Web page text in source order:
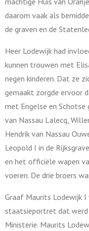
daarom vaak als
de graven en de
Heer Lodewijk had
kunnen trouwen met
negen kinderen. Dat ze
gemaakt zorgde ervoor
met Engelse en Schotse
van Nassau Lalecq,
Hendrik van Nassau
Leopold I in de
en het officiële wapen
voeren. De drie broers
Graaf Maurits Lodewijk
staatsieportret dat
Ministerie. Maurits